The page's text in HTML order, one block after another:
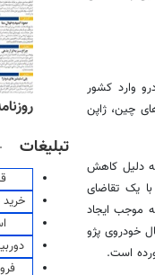
وارد کشور
چین، ژاپن
اخیر به دلیل کاهش
خارجی با یک تقاضای
موجب ایجاد
خودروی پژو
تبلیغات